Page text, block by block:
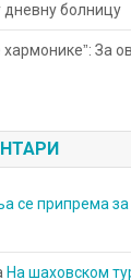
дневну болницу
За
се припрема за
На шаховском